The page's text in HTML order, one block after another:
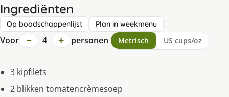
Ingrediënten
Op boodschappenlijst Plan in weekmenu
Voor − 4 + personen Metrisch US cups/oz
3 kipfilets
2 blikken tomatencrèmesoep